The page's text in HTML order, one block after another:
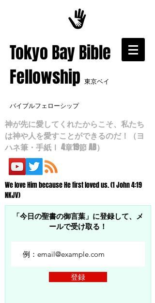
​Tokyo Bay Bible
Fellowship 東京ベイ
バイブルフェローシップ
神が先に愛してくれたからこそ、私たち
は神や人を愛すことができるのだ！（ヨ
ハネ筆・手紙Ⅰ 4章19節 AB）
We love Him because He first loved us. (1 John 4:19
NKJV)
「今日の聖書の御言葉」に登録して、メ
ールで受け取る！
登録